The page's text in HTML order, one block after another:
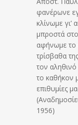
φανέρωνε
κλίνωμε γι’
μπροστά
αφήνωμε το
τρίσβαθα
τον
το καθήκον
επιθυμίες
1956)